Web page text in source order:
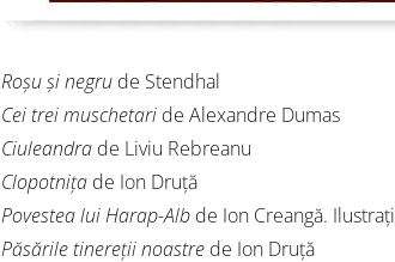
Roșu și negru de Stendhal
Cei trei muschetari de Alexandre Dumas
Ciuleandra de Liviu Rebreanu
Clopotnița de Ion Druță
Povestea lui Harap-Alb de Ion Creangă.
Păsările tinereții noastre de Ion Druță